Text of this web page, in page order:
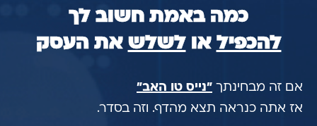
כמה באמת חשוב לך
להכפיל אולשלש את העסק
אם זה מבחינתך "נייס טו האב"
אז אתה כנראה תצא מהדף. וזה בסדר.